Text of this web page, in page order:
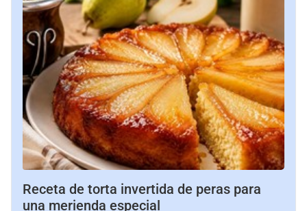
Receta de torta invertida de peras para
una merienda especial